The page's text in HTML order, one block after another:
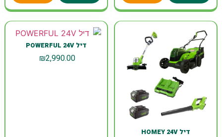
דיל HOMEY 24V
דיל POWERFUL 24V
₪2,990.00